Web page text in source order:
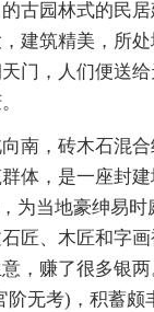
古园林式的民
建筑精美，所
门，人们便送
南，砖木石混
体，是一座封
为当地豪绅易
匠、木匠和字
，赚了很多银
阶无考)，积蓄颇